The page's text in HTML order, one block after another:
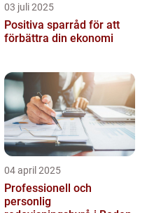
03 juli 2025
Positiva sparråd för att
förbättra din ekonomi
04 april 2025
Professionell och
personlig